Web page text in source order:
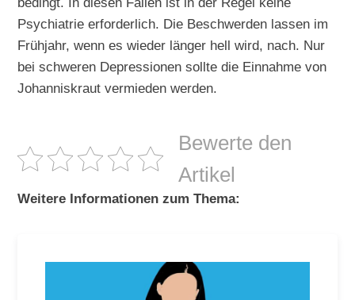
Psychiatrie erforderlich. Die Beschwerden lassen im
Frühjahr, wenn es wieder länger hell wird, nach. Nur
bei schweren Depressionen sollte die Einnahme von
Johanniskraut vermieden werden.
Bewerte den
Artikel
Weitere Informationen zum Thema: